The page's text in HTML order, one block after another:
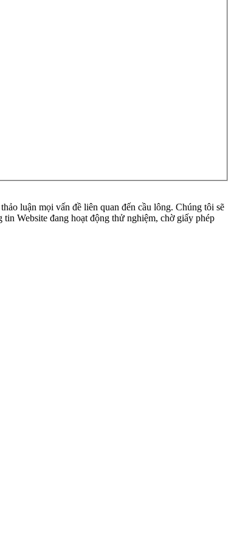
luận mọi vấn đề liên quan đến cầu lông. Chúng tôi sẽ
Website đang hoạt động thử nghiệm, chờ giấy phép